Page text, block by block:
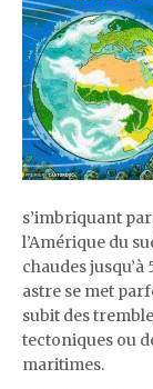
s’imbriquant
l’Amérique du
chaudes
astre se met
subit des
tectoniques ou
maritimes.